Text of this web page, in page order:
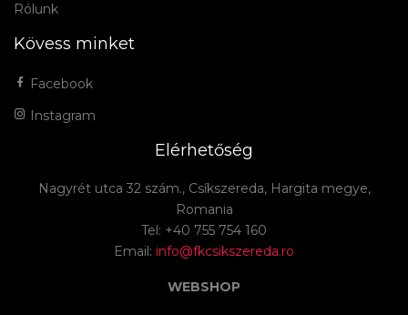
Rólunk
Kövess minket
Facebook
Instagram
Elérhetőség
Nagyrét utca 32 szám., Csíkszereda, Hargita megye,
Romania
Tel: +40 755 754 160
Email: info@fkcsikszereda.ro
WEBSHOP